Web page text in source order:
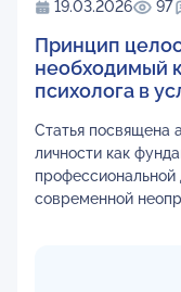
19.03.2026 97
Принцип
необходимый
психолога в
Статья посвящена
личности как
профессиональной
современной